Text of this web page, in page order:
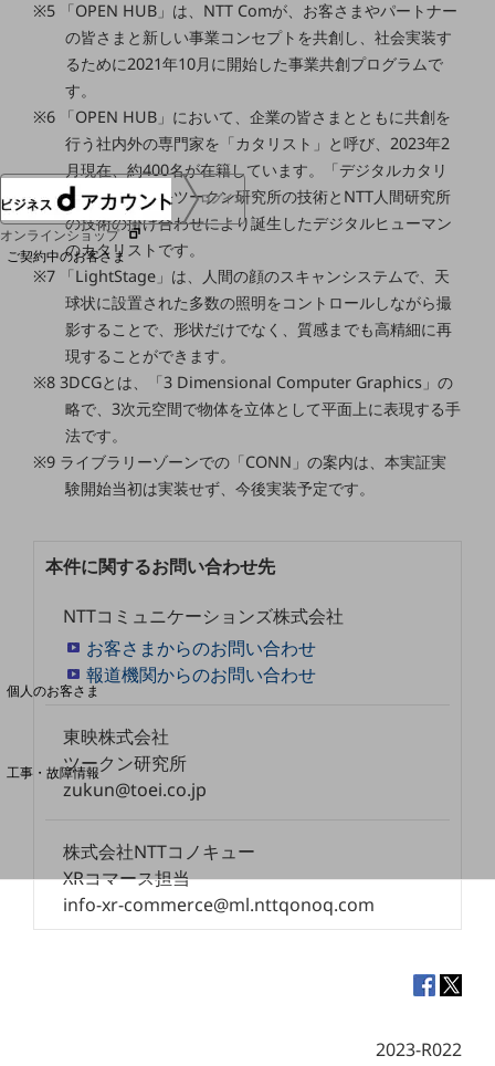
人材育成制度
広告・協賛
NTTドコモグループ
ログイン
オンラインショップ
ご契約中のお客さま
サービス別サポート情報
ご契約中サービスの一元管理
料金分析(ご利用料金管理サービス)
Web明細(My docomo)
個人のお客さま
OCNなど
工事・故障情報
お客さまサポートサイト
NTTドコモ 通信障害情報
※5 「OPEN HUB」は、NTT Comが、お客さまやパートナー
の皆さまと新しい事業コンセプトを共創し、社会実装す
るために2021年10月に開始した事業共創プログラムで
す。
※6 「OPEN HUB」において、企業の皆さまとともに共創を
行う社内外の専門家を「カタリスト」と呼び、2023年2
月現在、約400名が在籍しています。「デジタルカタリ
スト」は、東映ツークン研究所の技術とNTT人間研究所
の技術の掛け合わせにより誕生したデジタルヒューマン
のカタリストです。
※7 「LightStage」は、人間の顔のスキャンシステムで、天
球状に設置された多数の照明をコントロールしながら撮
影することで、形状だけでなく、質感までも高精細に再
現することができます。
※8 3DCGとは、「3 Dimensional Computer Graphics」の
略で、3次元空間で物体を立体として平面上に表現する手
法です。
※9 ライブラリーゾーンでの「CONN」の案内は、本実証実
験開始当初は実装せず、今後実装予定です。
本件に関するお問い合わせ先
NTTコミュニケーションズ株式会社
お客さまからのお問い合わせ
報道機関からのお問い合わせ
東映株式会社
ツークン研究所
zukun@toei.co.jp
株式会社NTTコノキュー
XRコマース担当
info-xr-commerce@ml.nttqonoq.com
2023-R022